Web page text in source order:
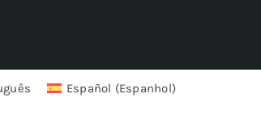
Español (Espanhol)